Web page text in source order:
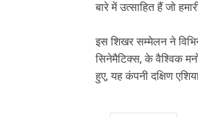
बारे में उत्साहित हैं जो
इस शिखर सम्मेलन ने
सिनेमैटिक्स, के वैश्विक
हुए, यह कंपनी दक्षिण